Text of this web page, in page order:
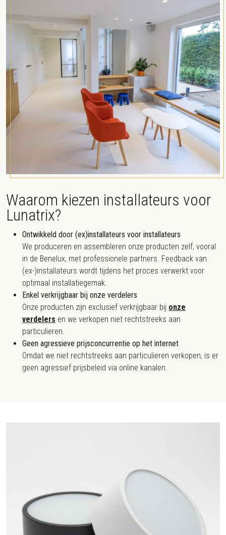
Waarom kiezen installateurs voor
Lunatrix?
Ontwikkeld door (ex)installateurs voor installateurs
We produceren en assembleren onze producten zelf, vooral
in de Benelux, met professionele partners. Feedback van
(ex-)installateurs wordt tijdens het proces verwerkt voor
optimaal installatiegemak.
Enkel verkrijgbaar bij onze verdelers
Onze producten zijn exclusief verkrijgbaar bij onze
verdelers en we verkopen niet rechtstreeks aan
particulieren.
Geen agressieve prijsconcurrentie op het internet
Omdat we niet rechtstreeks aan particulieren verkopen, is er
geen agressief prijsbeleid via online kanalen.